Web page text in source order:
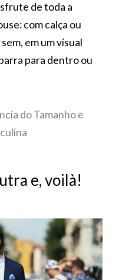
de toda a
com calça ou
em um visual
para dentro ou
do Tamanho e
e,voilà!